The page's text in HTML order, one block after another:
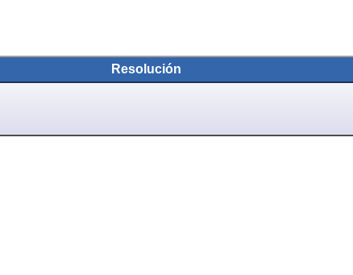
Resolución